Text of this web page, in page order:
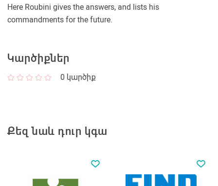
Here Roubini gives the answers, and lists his
commandments for the future.
Կարծիքներ
0 կարծիք
Քեզ նաև դուր կգա